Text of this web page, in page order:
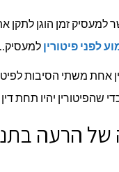
זמן הוגן לתקן
לפני פיטורין
אחת משתי הסיבות
שהפיטורין יהיו תחת
של הרעה